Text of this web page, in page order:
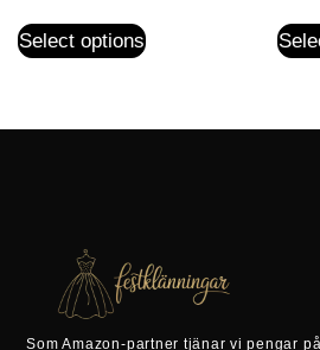
Select options
Som Amazon-partner tjänar vi pengar